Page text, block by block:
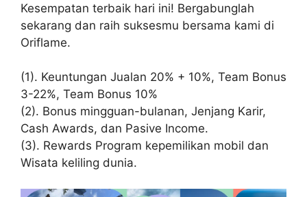
Kesempatan terbaik hari ini! Bergabunglah
sekarang dan raih suksesmu bersama kami di
Oriflame.
(1). Keuntungan Jualan 20% + 10%, Team Bonus
3-22%, Team Bonus 10%
(2). Bonus mingguan-bulanan, Jenjang Karir,
Cash Awards, dan Pasive Income.
(3). Rewards Program kepemilikan mobil dan
Wisata keliling dunia.